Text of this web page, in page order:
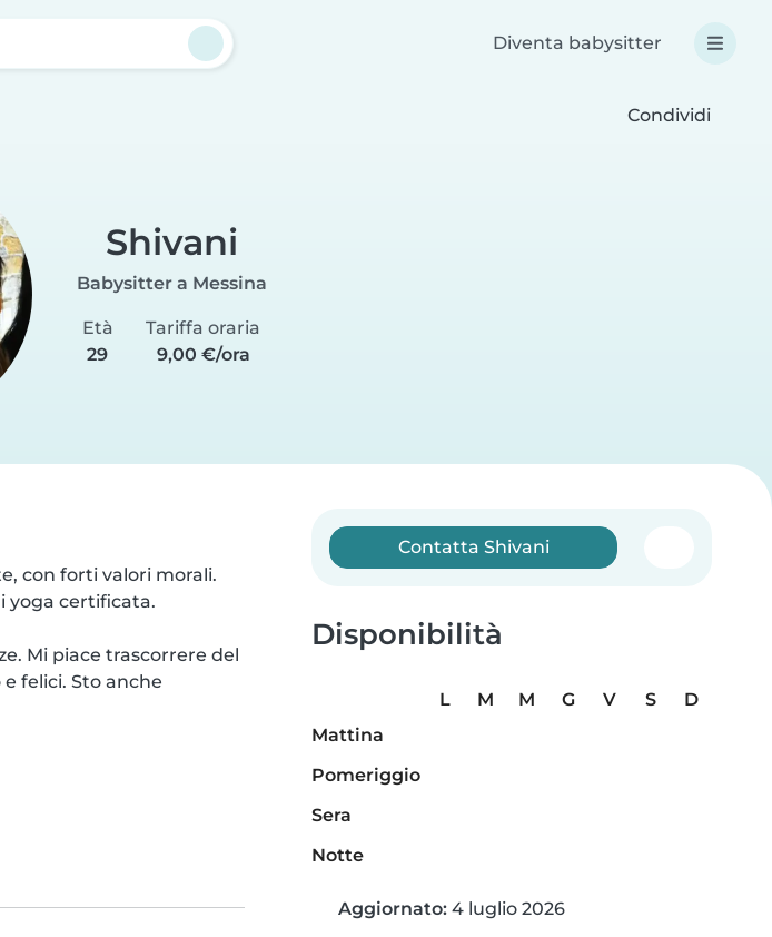
Diventa babysitter
Condividi
Shivani
Babysitter a Messina
Età
29
Tariffa oraria
9,00 €/ora
con forti valori morali.
yoga certificata.
Mi piace trascorrere del
felici. Sto anche
Contatta Shivani
Disponibilità
L M M G V S
D
Mattina
Pomeriggio
Sera
Notte
Aggiornato: 4 luglio 2026